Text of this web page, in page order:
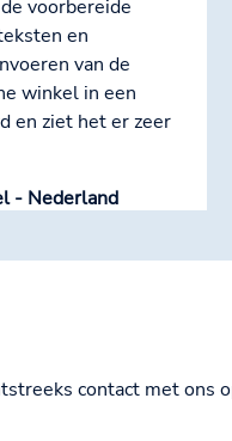
voorbereide
en
van de
winkel in een
en ziet het er zeer
- Nederland
contact met ons